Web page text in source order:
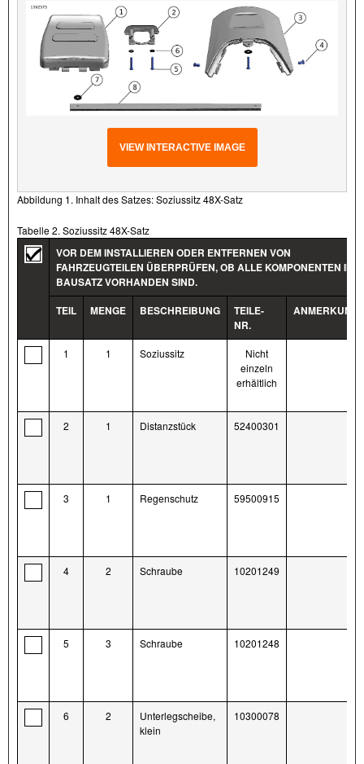
VIEW INTERACTIVE IMAGE
Abbildung 1. Inhalt des Satzes: Soziussitz 48X-Satz
Tabelle 2. Soziussitz 48X-Satz
VOR DEM INSTALLIEREN ODER ENTFERNEN VON
FAHRZEUGTEILEN ÜBERPRÜFEN, OB ALLE KOMPONENTEN IM
BAUSATZ VORHANDEN SIND.
TEIL
MENGE BESCHREIBUNG
TEILE-
NR.
1 1 Soziussitz
Nicht
einzeln
erhältlich
2 1 Distanzstück 52400301
3 1 Regenschutz 59500915
4 2 Schraube 10201249
5 3 Schraube 10201248
6 2
Unterlegscheibe,
klein
10300078